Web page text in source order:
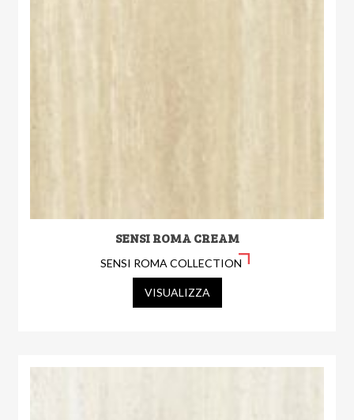
SENSI ROMA CREAM
SENSI ROMA COLLECTION
VISUALIZZA